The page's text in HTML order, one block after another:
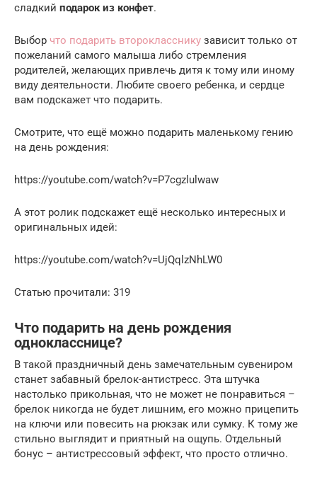
сладкий подарок из конфет.
Выбор что подарить второкласснику зависит только от
пожеланий самого малыша либо стремления
родителей, желающих привлечь дитя к тому или иному
виду деятельности. Любите своего ребенка, и сердце
вам подскажет что подарить.
Смотрите, что ещё можно подарить маленькому гению
на день рождения:
https://youtube.com/watch?v=P7cgzlulwaw
А этот ролик подскажет ещё несколько интересных и
оригинальных идей:
https://youtube.com/watch?v=UjQqlzNhLW0
Статью прочитали: 319
Что подарить на день рождения
однокласснице?
В такой праздничный день замечательным сувениром
станет забавный брелок-антистресс. Эта штучка
настолько прикольная, что не может не понравиться –
брелок никогда не будет лишним, его можно прицепить
на ключи или повесить на рюкзак или сумку. К тому же
стильно выглядит и приятный на ощупь. Отдельный
бонус – антистрессовый эффект, что просто отлично.